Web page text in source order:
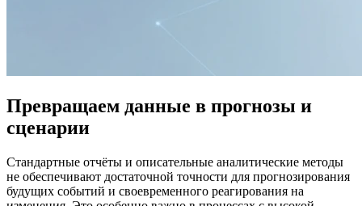
Превращаем данные в прогнозы и
сценарии
Стандартные отчёты и описательные аналитические методы
не обеспечивают достаточной точности для прогнозирования
будущих событий и своевременного реагирования на